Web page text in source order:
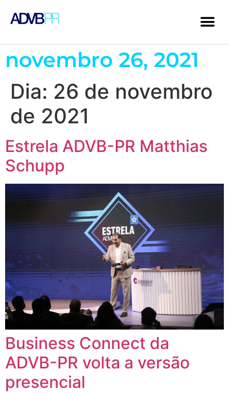
novembro 26, 2021
Dia: 26 de novembro
de 2021
Estrela ADVB-PR Matthias
Schupp
Business Connect da
ADVB-PR volta a versão
presencial